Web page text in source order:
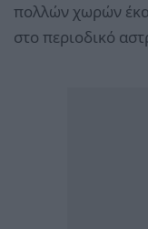
πολλών χωρών
στο περιοδικό